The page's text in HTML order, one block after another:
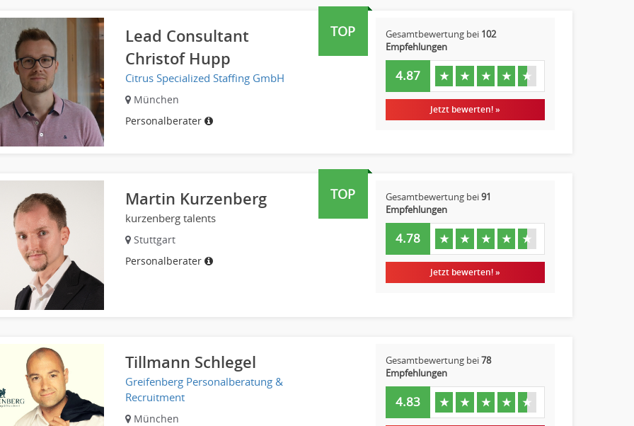
TOP
Lead Consultant
Christof Hupp
Citrus Specialized Staffing GmbH
München
Personalberater
Gesamtbewertung bei 102
Empfehlungen
4.87 ★ ★ ★ ★ ★
Jetzt bewerten! »
TOP
Martin Kurzenberg
kurzenberg talents
Stuttgart
Personalberater
Gesamtbewertung bei91
Empfehlungen
4.78 ★ ★ ★ ★ ★
Jetzt bewerten! »
Tillmann Schlegel
Greifenberg Personalberatung &
Recruitment
München
Gesamtbewertung bei78
Empfehlungen
4.83 ★ ★ ★ ★ ★